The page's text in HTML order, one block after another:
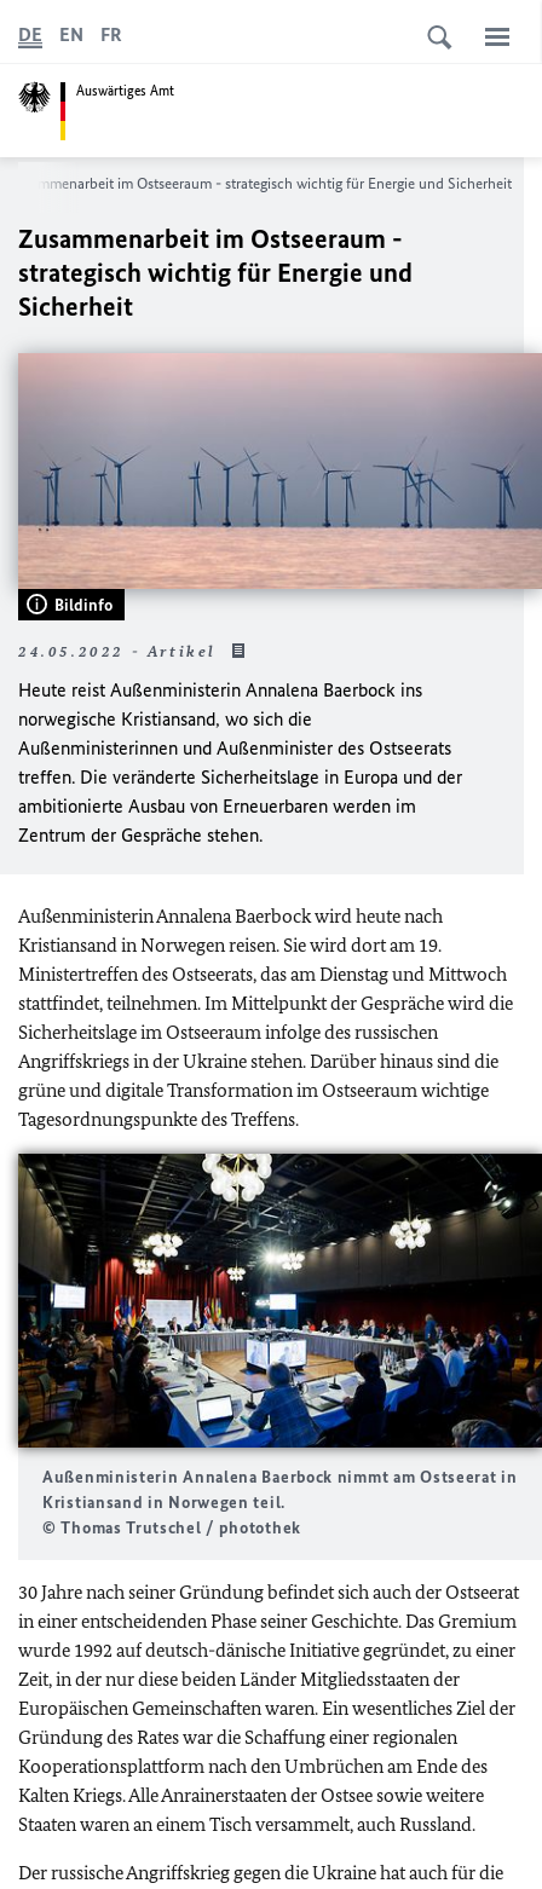
Auswärtiges Amt
DE EN FR
Zusammenarbeit im Ostseeraum - strategisch wichtig für Energie und Sicherheit
Zusammenarbeit im Ostseeraum -
strategisch wichtig für Energie und
Sicherheit
Bildinfo
24.05.2022 - Artikel
Heute reist Außenministerin Annalena Baerbock ins
norwegische Kristiansand, wo sich die
Außenministerinnen und Außenminister des Ostseerats
treffen. Die veränderte Sicherheitslage in Europa und der
ambitionierte Ausbau von Erneuerbaren werden im
Zentrum der Gespräche stehen.
Außenministerin Annalena Baerbock wird heute nach
Kristiansand in Norwegen reisen. Sie wird dort am 19.
Ministertreffen des Ostseerats, das am Dienstag und Mittwoch
stattfindet, teilnehmen. Im Mittelpunkt der Gespräche wird die
Sicherheitslage im Ostseeraum infolge des russischen
Angriffskriegs in der Ukraine stehen. Darüber hinaus sind die
grüne und digitale Transformation im Ostseeraum wichtige
Tagesordnungspunkte des Treffens.
Außenministerin Annalena Baerbock nimmt am Ostseerat in
Kristiansand in Norwegen teil.
© Thomas Trutschel / photothek
30 Jahre nach seiner Gründung befindet sich auch der Ostseerat
in einer entscheidenden Phase seiner Geschichte. Das Gremium
wurde 1992 auf deutsch-dänische Initiative gegründet, zu einer
Zeit, in der nur diese beiden Länder Mitgliedsstaaten der
Europäischen Gemeinschaften waren. Ein wesentliches Ziel der
Gründung des Rates war die Schaffung einer regionalen
Kooperationsplattform nach den Umbrüchen am Ende des
Kalten Kriegs. Alle Anrainerstaaten der Ostsee sowie weitere
Staaten waren an einem Tisch versammelt, auch Russland.
Der russische Angriffskrieg gegen die Ukraine hat auch für die